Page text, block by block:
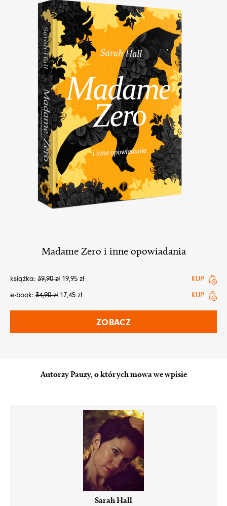
Madame Zero i inne opowiadania
książka: 39,90zł 19,95 zł
KUP
e-book: 34,90zł 17,45 zł KUP
ZOBACZ
Autorzy Pauzy, o których mowa we wpisie
Sarah Hall